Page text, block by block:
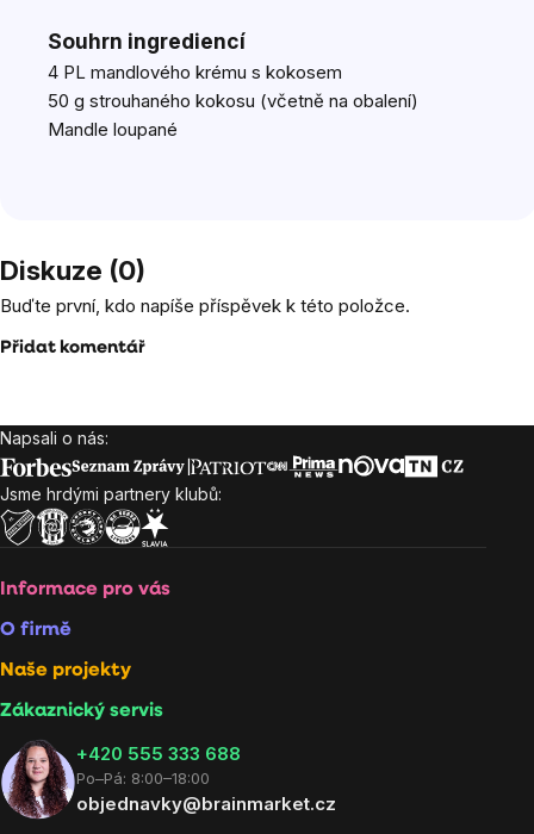
Souhrn ingrediencí
4 PL mandlového krému s kokosem
50 g strouhaného kokosu (včetně na obalení)
Mandle loupané
Diskuze (0)
Buďte první, kdo napíše příspěvek k této položce.
Přidat komentář
Zápatí
Napsali o nás:
Jsme hrdými partnery klubů:
Informace pro vás
O firmě
Naše projekty
Zákaznický servis
‭+420 555 333 688
Po–Pá: 8:00–18:00
objednavky@brainmarket.cz